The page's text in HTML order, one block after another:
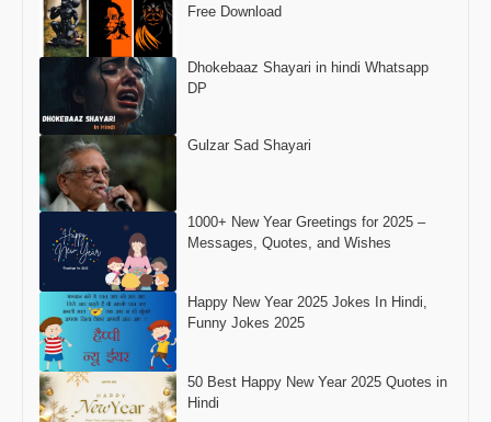
Free Download
Dhokebaaz Shayari in hindi Whatsapp
DP
Gulzar Sad Shayari
1000+ New Year Greetings for 2025 –
Messages, Quotes, and Wishes
Happy New Year 2025 Jokes In Hindi,
Funny Jokes 2025
50 Best Happy New Year 2025 Quotes in
Hindi